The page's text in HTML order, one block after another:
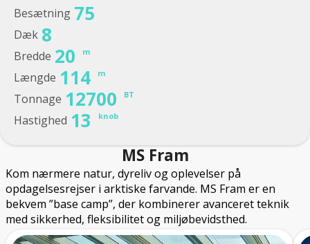
Besætning 75
Dæk 8
Bredde 20 m
Længde 114 m
Tonnage 12700 BT
Hastighed 13 knob
MS Fram
Kom nærmere natur, dyreliv og oplevelser på
opdagelsesrejser i arktiske farvande. MS Fram er en
bekvem ”base camp”, der kombinerer avanceret teknik
med sikkerhed, fleksibilitet og miljøbevidsthed.